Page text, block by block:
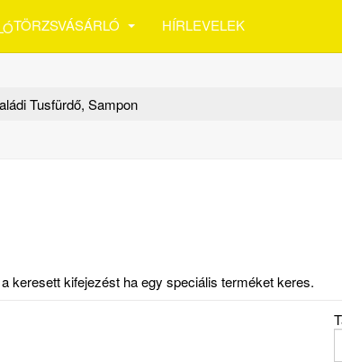
TÖRZSVÁSÁRLÓ HÍRLEVELEK
Tusfürdő, Sampon
keresett kifejezést ha egy speciális terméket keres.